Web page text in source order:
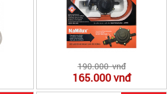
190.000 vnđ
165.000vnđ